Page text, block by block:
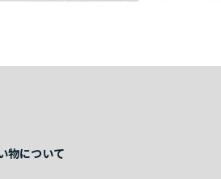
物について